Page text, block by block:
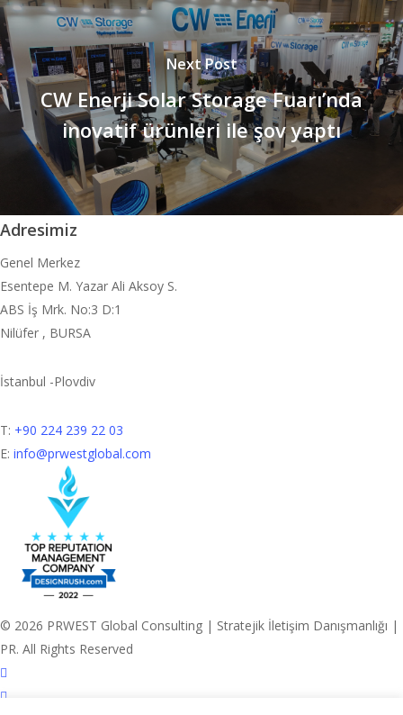
Next Post
CW Enerji Solar Storage Fuarı’nda
inovatif ürünleri ile şov yaptı
Adresimiz
Genel Merkez
Esentepe M. Yazar Ali Aksoy S.
ABS İş Mrk. No:3 D:1
Nilüfer , BURSA
İstanbul -Plovdiv
T: +90 224 239 22 03
E: info@prwestglobal.com
© 2026 PRWEST Global Consulting | Stratejik İletişim Danışmanlığı |
PR. All Rights Reserved
x-
twitter
facebook